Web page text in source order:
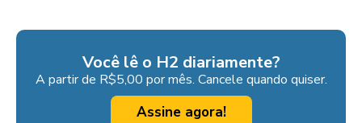
Você lê o H2 diariamente?
A partir de R$5,00 por mês. Cancele quando quiser.
Assine agora!